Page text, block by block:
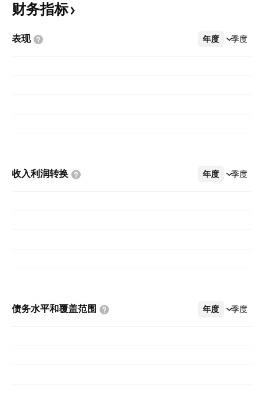
财务指标
表现 年度 季度
更多
收入利润转换 年度 季度
更多
债务水平和覆盖范围 年度 季度
更多